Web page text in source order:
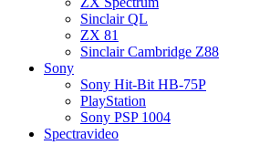
Sinclair QL
ZX 81
Sinclair Cambridge Z88
Sony
Sony Hit-Bit HB-75P
PlayStation
Sony PSP 1004
Spectravideo